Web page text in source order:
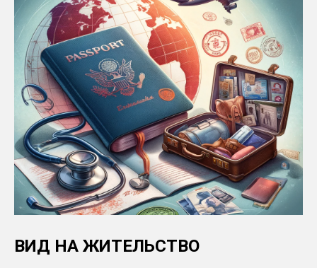
ВИД НА ЖИТЕЛЬСТВО